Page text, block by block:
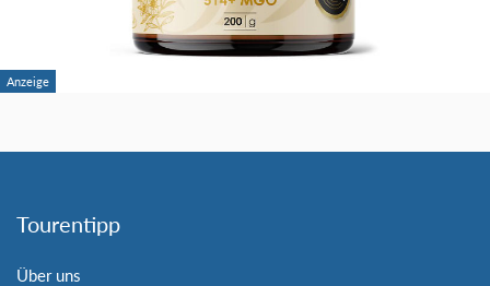
Tourentipp
Über uns